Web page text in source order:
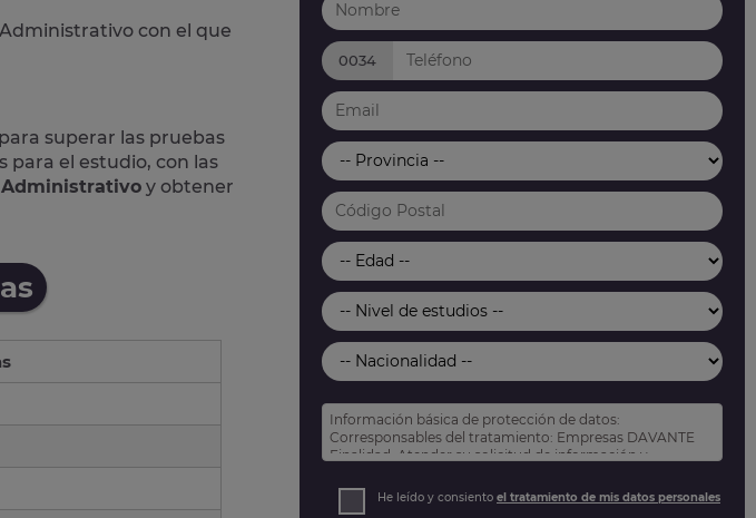
con el que
superar las pruebas
el estudio, con las
y obtener
0034
Información básica de protección de datos:
Corresponsables del tratamiento: Empresas DAVANTE
Finalidad: Atender su solicitud de información y
Derechos: Puede acceder, rectificar y suprimir sus
datos, así como otros derechos tal y como se explica
He leído y consiento el tratamiento de mis datos personales